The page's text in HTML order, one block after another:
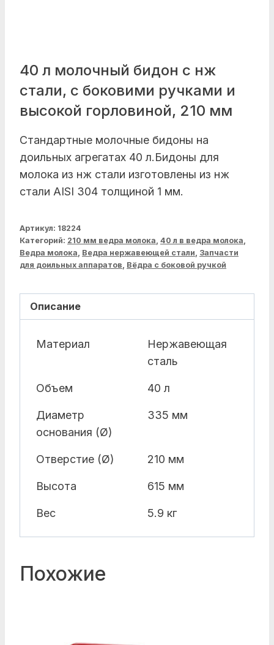
40 л молочный бидон с нж
стали, с боковими ручками и
высокой горловиной, 210 мм
Стандартные молочные бидоны на
доильных агрегатах 40 л.Бидоны для
молока из нж стали изготовлены из нж
стали AISI 304 толщиной 1 мм.
Артикул: 18224
Категорий: 210 мм ведра молока, 40 л в ведра молока,
Ведра молока, Ведра нержавеющей стали, Запчасти
для доильных аппаратов, Вёдра с боковой ручкой
Описание
Материал
Нержавеющая
сталь
Объем 40 л
Диаметр
основания (Ø)
335 мм
Отверстие (Ø) 210 мм
Высота 615 мм
Вес 5.9 кг
Похожие